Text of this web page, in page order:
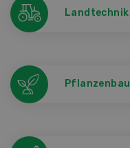
Landtechnik
Pflanzenbau